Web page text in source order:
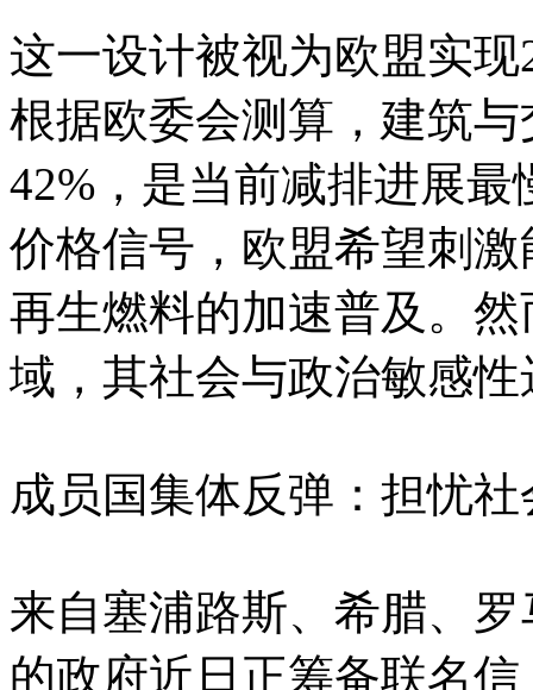
这一设计被视为欧盟实
根据欧委会测算，建筑
42%，是当前减排进展
价格信号，欧盟希望刺
再生燃料的加速普及。
域，其社会与政治敏感
成员国集体反弹：担忧
来自塞浦路斯、希腊、
的政府近日正筹备联名